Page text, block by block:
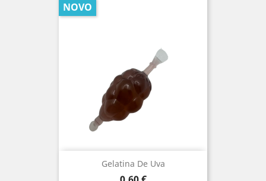
Gelatina De Uva
NOVO